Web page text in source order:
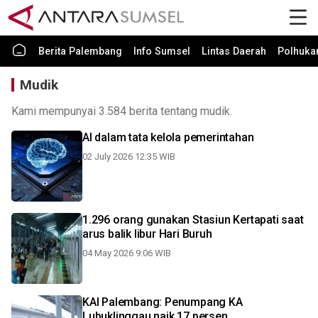
Berita Palembang Info Sumsel Lintas Daerah
Mudik
Kami mempunyai 3.584 berita tentang mudik.
AI dalam tata kelola pemerintahan
02 July 2026 12:35 WIB
1.296 orang gunakan Stasiun Kertapati saat
arus balik libur Hari Buruh
04 May 2026 9:06 WIB
KAI Palembang: Penumpang KA